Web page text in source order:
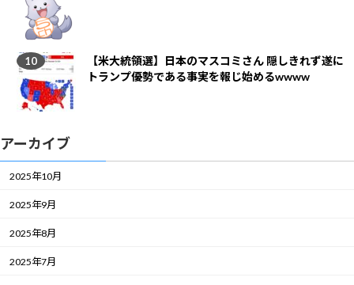
【米大統領選】日本のマスコミさん 隠しきれず遂に
トランプ優勢である事実を報じ始めるwwww
アーカイブ
2025年10月
2025年9月
2025年8月
2025年7月